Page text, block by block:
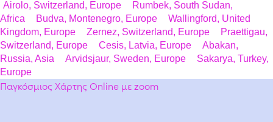
Airolo, Switzerland, Europe
Rumbek, South Sudan,
Africa
Budva, Montenegro, Europe
Wallingford, United
Kingdom, Europe
Zernez, Switzerland, Europe
Praettigau,
Switzerland, Europe
Cesis, Latvia, Europe
Abakan,
Russia, Asia
Arvidsjaur, Sweden, Europe
Sakarya, Turkey,
Europe
Παγκόσμιος Χάρτης Online με zoom